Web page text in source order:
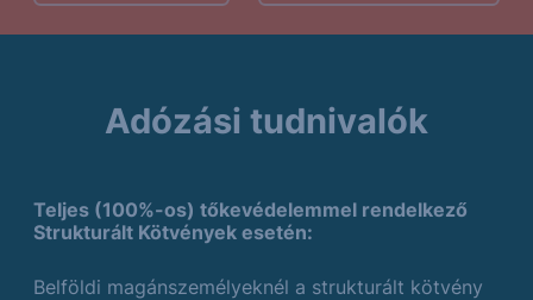
Adózási tudnivalók
Teljes (100%-os) tőkevédelemmel rendelkező
Strukturált Kötvények esetén:
Belföldi magánszemélyeknél a strukturált kötvény